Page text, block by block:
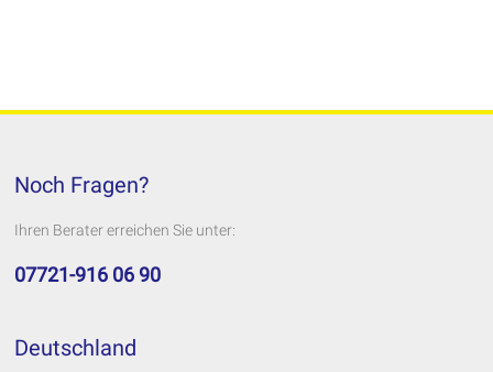
Noch Fragen?
Ihren Berater erreichen Sie unter:
07721-916 06 90
Deutschland